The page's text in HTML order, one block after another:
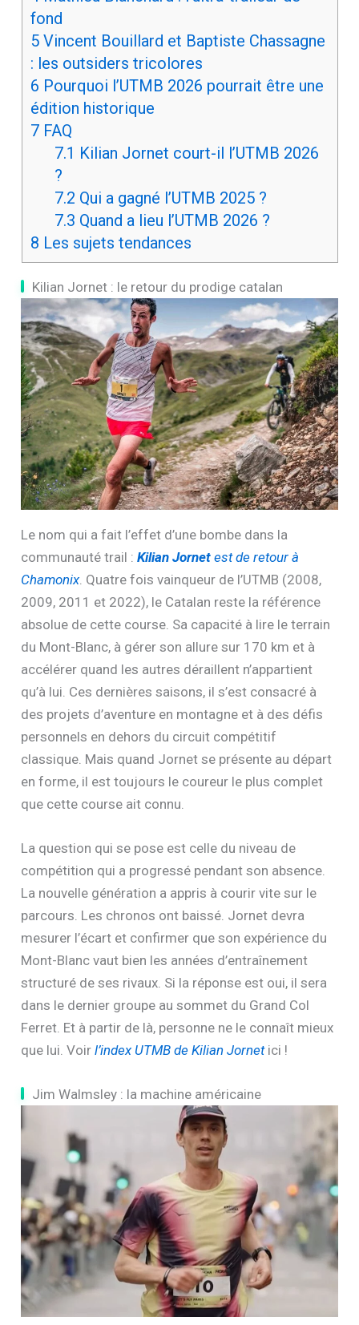
fond
5Vincent Bouillard et Baptiste Chassagne
: les outsiders tricolores
6 Pourquoi l’UTMB 2026 pourrait être une
édition historique
7FAQ
7.1 Kilian Jornet court-il l’UTMB 2026
?
7.2 Qui a gagné l’UTMB 2025 ?
7.3 Quand a lieu l’UTMB 2026 ?
8 Les sujets tendances
Kilian Jornet : le retour du prodige catalan
Le nom qui a fait l’effet d’une bombe dans la
communauté trail :Kilian Jornet est de retour à
Chamonix. Quatre fois vainqueur de l’UTMB (2008,
2009, 2011 et 2022), le Catalan reste la référence
absolue de cette course. Sa capacité à lire le terrain
du Mont-Blanc, à gérer son allure sur 170 km et à
accélérer quand les autres déraillent n’appartient
qu’à lui. Ces dernières saisons, il s’est consacré à
des projets d’aventure en montagne et à des défis
personnels en dehors du circuit compétitif
classique. Mais quand Jornet se présente au départ
en forme, il est toujours le coureur le plus complet
que cette course ait connu.
La question qui se pose est celle du niveau de
compétition qui a progressé pendant son absence.
La nouvelle génération a appris à courir vite sur le
parcours. Les chronos ont baissé. Jornet devra
mesurer l’écart et confirmer que son expérience du
Mont-Blanc vaut bien les années d’entraînement
structuré de ses rivaux. Si la réponse est oui, il sera
dans le dernier groupe au sommet du Grand Col
Ferret. Et à partir de là, personne ne le connaît mieux
que lui. Voirl’index UTMB de Kilian Jornetici !
Jim Walmsley : la machine américaine